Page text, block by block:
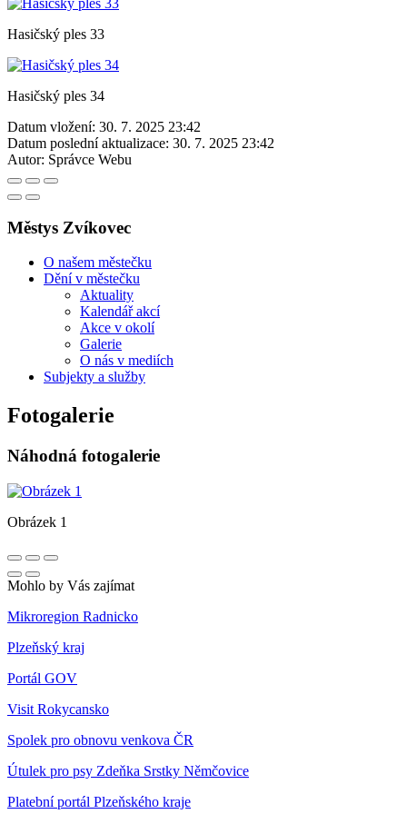
Hasičský ples 33
Hasičský ples 34
Datum vložení: 30. 7. 2025 23:42
Datum poslední aktualizace: 30. 7. 2025 23:42
Autor: Správce Webu
Městys Zvíkovec
O našem městečku
Dění v městečku
Aktuality
Kalendář akcí
Akce v okolí
Galerie
O nás v mediích
Subjekty a služby
Fotogalerie
Náhodná fotogalerie
Obrázek 1
Mohlo by Vás zajímat
Mikroregion Radnicko
Plzeňský kraj
Portál GOV
Visit Rokycansko
Spolek pro obnovu venkova ČR
Útulek pro psy Zdeňka Srstky Němčovice
Platební portál Plzeňského kraje